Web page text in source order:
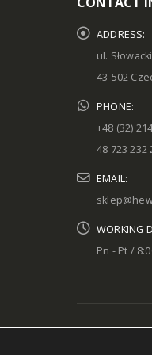
ADDRESS:
ul.
43-502
PHONE:
+48 (32)
48 723 232
EMAIL:
WORKING
Pn - Pt /
© Hewalex